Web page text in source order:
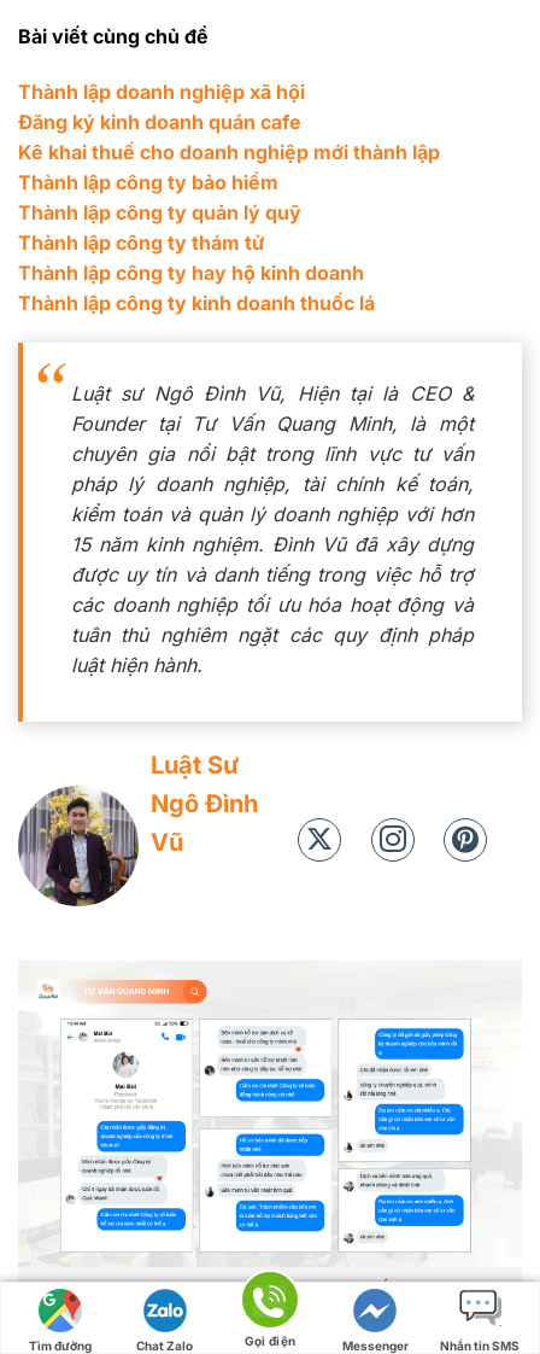
Bài viết cùng chủ đề
Thành lập doanh nghiệp xã hội
Đăng ký kinh doanh quán cafe
Kê khai thuế cho doanh nghiệp mới thành lập
Thành lập công ty bảo hiểm
Thành lập công ty quản lý quỹ
Thành lập công ty thám tử
Thành lập công ty hay hộ kinh doanh
Thành lập công ty kinh doanh thuốc lá
Luật sư Ngô Đình Vũ, Hiện tại là CEO &
Founder tại Tư Vấn Quang Minh, là một
chuyên gia nổi bật trong lĩnh vực tư vấn
pháp lý doanh nghiệp, tài chính kế toán,
kiểm toán và quản lý doanh nghiệp với hơn
15 năm kinh nghiệm. Đình Vũ đã xây dựng
được uy tín và danh tiếng trong việc hỗ trợ
các doanh nghiệp tối ưu hóa hoạt động và
tuân thủ nghiêm ngặt các quy định pháp
luật hiện hành.
Luật Sư
Ngô Đình
Vũ
Hàng ngàn khách hàng đã tin dùng Tư Vấn Quang Minh
Tìm đường Chat Zalo Gọi điện Messenger Nhắn tin SMS